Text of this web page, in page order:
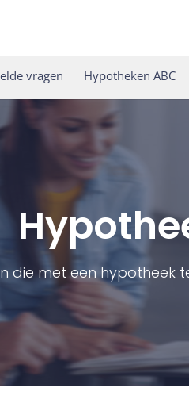
vragen Hypotheken ABC
die met een hypotheek